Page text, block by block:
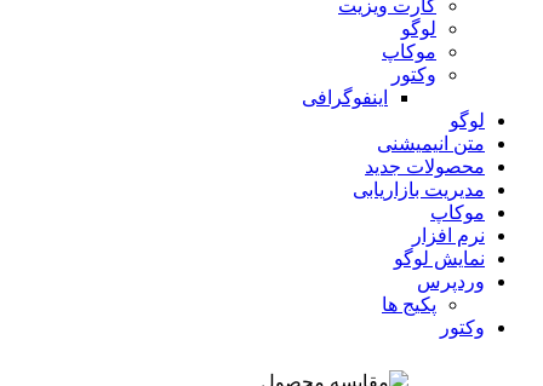
کارت ویزیت
لوگو
موکاپ
وکتور
اینفوگرافی
لوگو
متن انیمیشنی
محصولات جدید
مدیریت بازاریابی
موکاپ
نرم افزار
نمایش لوگو
وردپرس
پکیج ها
وکتور